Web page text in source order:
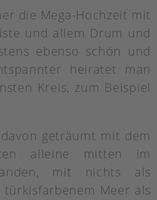
die Mega-Hochzeit mit
und allem Drum und
ebenso schön und
heiratet man
Kreis, zum Beispiel
geträumt mit dem
alleine mitten im
mit nichts als
türkisfarbenem Meer als